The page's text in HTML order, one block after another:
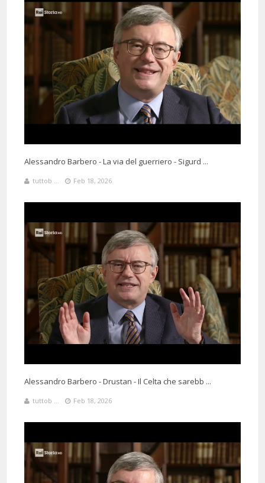
Alessandro Barbero - La via del guerriero - Sigurd ...
tuttob ... Feb 18, 2026
Alessandro Barbero - Drustan - Il Celta che sarebb ...
tuttob ... Feb 18, 2026